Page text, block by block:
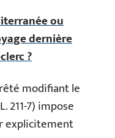
ou
dernière
?
modifiant le
211-7) impose
explicitement